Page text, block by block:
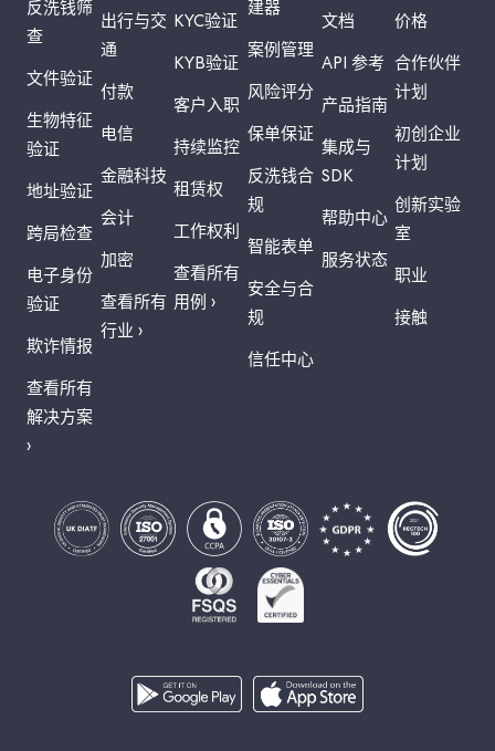
反洗钱筛
查
文件验证
生物特征
验证
地址验证
跨局检查
电子身份
验证
欺诈情报
查看所有
解决方案
›
出行与交
通
付款
电信
金融科技
会计
加密
查看所有
行业 ›
KYC验证
KYB验证
客户入职
持续监控
租赁权
工作权利
查看所有
用例 ›
建器
案例管理
风险评分
保单保证
反洗钱合
规
智能表单
安全与合
规
信任中心
文档
API 参考
产品指南
集成与
SDK
帮助中心
服务状态
价格
合作伙伴
计划
初创企业
计划
创新实验
室
职业
接触